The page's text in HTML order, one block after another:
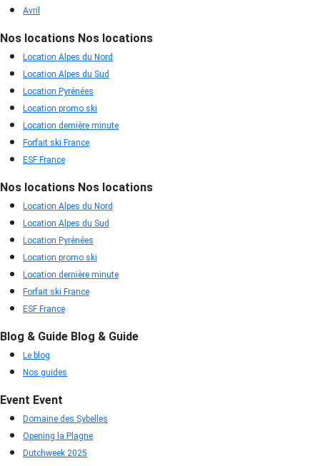
Avril
Nos locations Nos locations
Location Alpes du Nord
Location Alpes du Sud
Location Pyrénées
Location promo ski
Location dernière minute
Forfait ski France
ESF France
Nos locations Nos locations
Location Alpes du Nord
Location Alpes du Sud
Location Pyrénées
Location promo ski
Location dernière minute
Forfait ski France
ESF France
Blog & Guide Blog & Guide
Le blog
Nos guides
Event Event
Domaine des Sybelles
Opening la Plagne
Dutchweek 2025